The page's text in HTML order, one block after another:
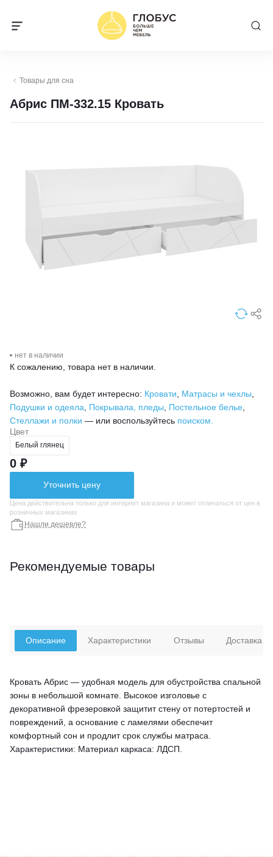
Товары для сна
Абрис ПМ-332.15 Кровать
нет в наличии
К сожалению, товара нет в наличии.
Возможно, вам будет интересно: Кровати Матрасы и чехлы
Подушки и одеяла
Покрывала, пледы Постельное белье
Стеллажи и полки — или воспользуйтесь поиском.
Цвет
Белый глянец
0 ₽
Уточнить цену
Цена действительна только для интернет магазина и может отличаться от цен в
розничных магазинах
Нашли дешевле?
Рекомендуемые товары
Описание
Кровать Абрис — удобная модель для обустройства спальной
зоны в небольшой комнате. Высокое изголовье с
декоративной фрезеровкой защитит стену от потертостей и
повреждений, а основание с ламелями обеспечит
комфортный сон и продлит срок службы матраса.
Характеристики: Материал каркаса: ЛДСП.
Характеристики Отзывы Доставка